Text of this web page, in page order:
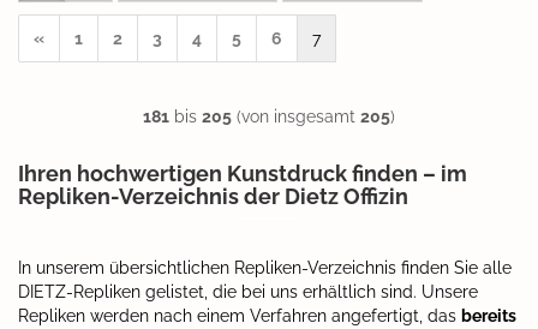
« 1 2 3 4 5 6 7
181 bis 205 (von insgesamt 205)
Ihren hochwertigen Kunstdruck finden – im
Repliken-Verzeichnis der Dietz Offizin
In unserem übersichtlichen Repliken-Verzeichnis finden Sie alle
DIETZ-Repliken gelistet, die bei uns erhältlich sind. Unsere
Repliken werden nach einem Verfahren angefertigt, das bereits